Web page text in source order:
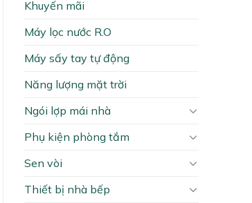
Khuyến mãi
Máy lọc nước R.O
Máy sấy tay tự động
Năng lượng mặt trời
Ngói lợp mái nhà
Phụ kiện phòng tắm
Sen vòi
Thiết bị nhà bếp